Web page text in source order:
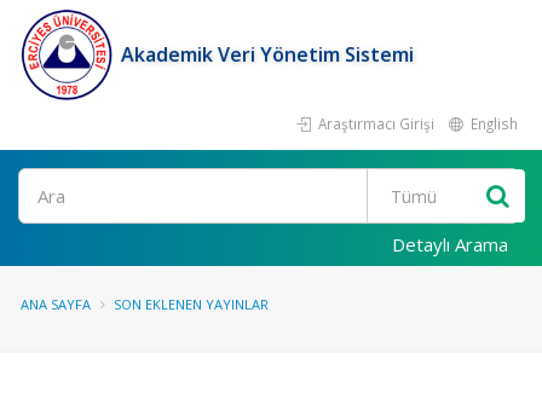
Akademik Veri Yönetim Sistemi
Araştırmacı Girişi English
Ara
Detaylı Arama
ANA SAYFA SON EKLENEN YAYINLAR